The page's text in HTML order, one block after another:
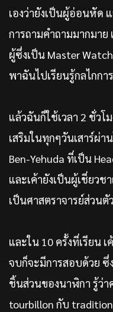
เองว่ายังเป็นผู้อ่อนหัด
การถามคำถามมากมาย
ผู้ซึ่งเป็น Master
พาฉันไปเรียนรู้กลไกก
แล้วฉันก็ใช้เวลา 2 ชั่วโ
เสริมในทุกๆวันเสาร์ผ่
Ben-Yehuda ที่เป็น
และเค้ายังเป็นผู้เชี่ยวช
เป็นศาสตราจารย์ส่วน
และใน 10 ครั้งที่เรียน
จบก็จะมีการสอบด้วย ซึ่
ชิ้นส่วนของนาฬิกา รู้ว่า
tourbillon กับ